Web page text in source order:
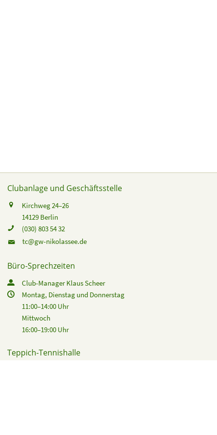
Clubanlage und Geschäftsstelle
Kirchweg 24–26
14129 Berlin
(030) 803 54 32
tc@gw-nikolassee.de
Büro-Sprechzeiten
Club-Manager Klaus Scheer
Montag, Dienstag und Donnerstag
11:00–14:00 Uhr
Mittwoch
16:00–19:00 Uhr
Teppich-Tennishalle